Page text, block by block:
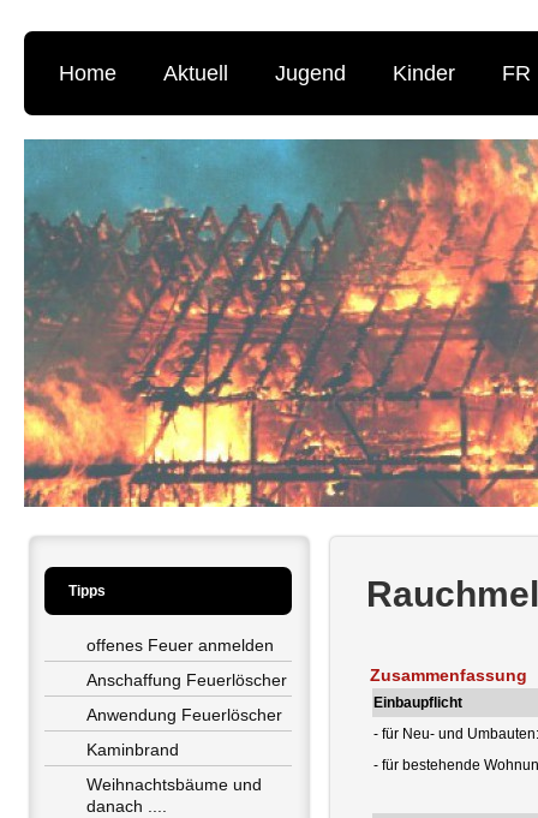
Home Aktuell Jugend Kinder FR
Tipps
offenes Feuer anmelden
Anschaffung Feuerlöscher
Anwendung Feuerlöscher
Kaminbrand
Weihnachtsbäume und
danach ....
Zusammenfassung
Einbaupflicht
- für Neu- und Umbauten:
- für bestehende